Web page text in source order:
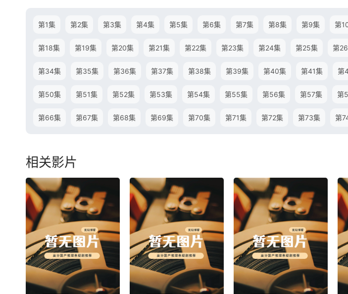
第1集 第2集 第3集 第4集 第5集 第6集 第7集 第8集 第9集 第
第18集 第19集 第20集 第21集 第22集 第23集 第24集 第25集 第
第34集 第35集 第36集 第37集 第38集 第39集 第40集 第41集 第
第50集 第51集 第52集 第53集 第54集 第55集 第56集 第57集 第
第66集 第67集 第68集 第69集 第70集 第71集 第72集 第73集 第
相关影片